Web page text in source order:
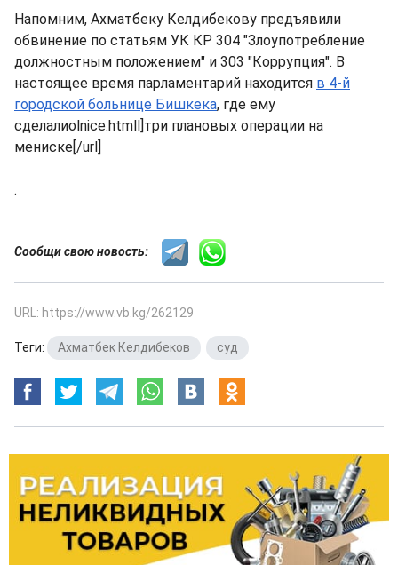
Напомним, Ахматбеку Келдибекову предъявили
обвинение по статьям УК КР 304 "Злоупотребление
должностным положением" и 303 "Коррупция". В
настоящее время парламентарий находится в 4-й
городской больнице Бишкека, где ему
сделалиolnice.htmll]три плановых операции на
мениске[/url]
.
Сообщи свою новость:
URL: https://www.vb.kg/262129
Теги: Ахматбек Келдибеков суд